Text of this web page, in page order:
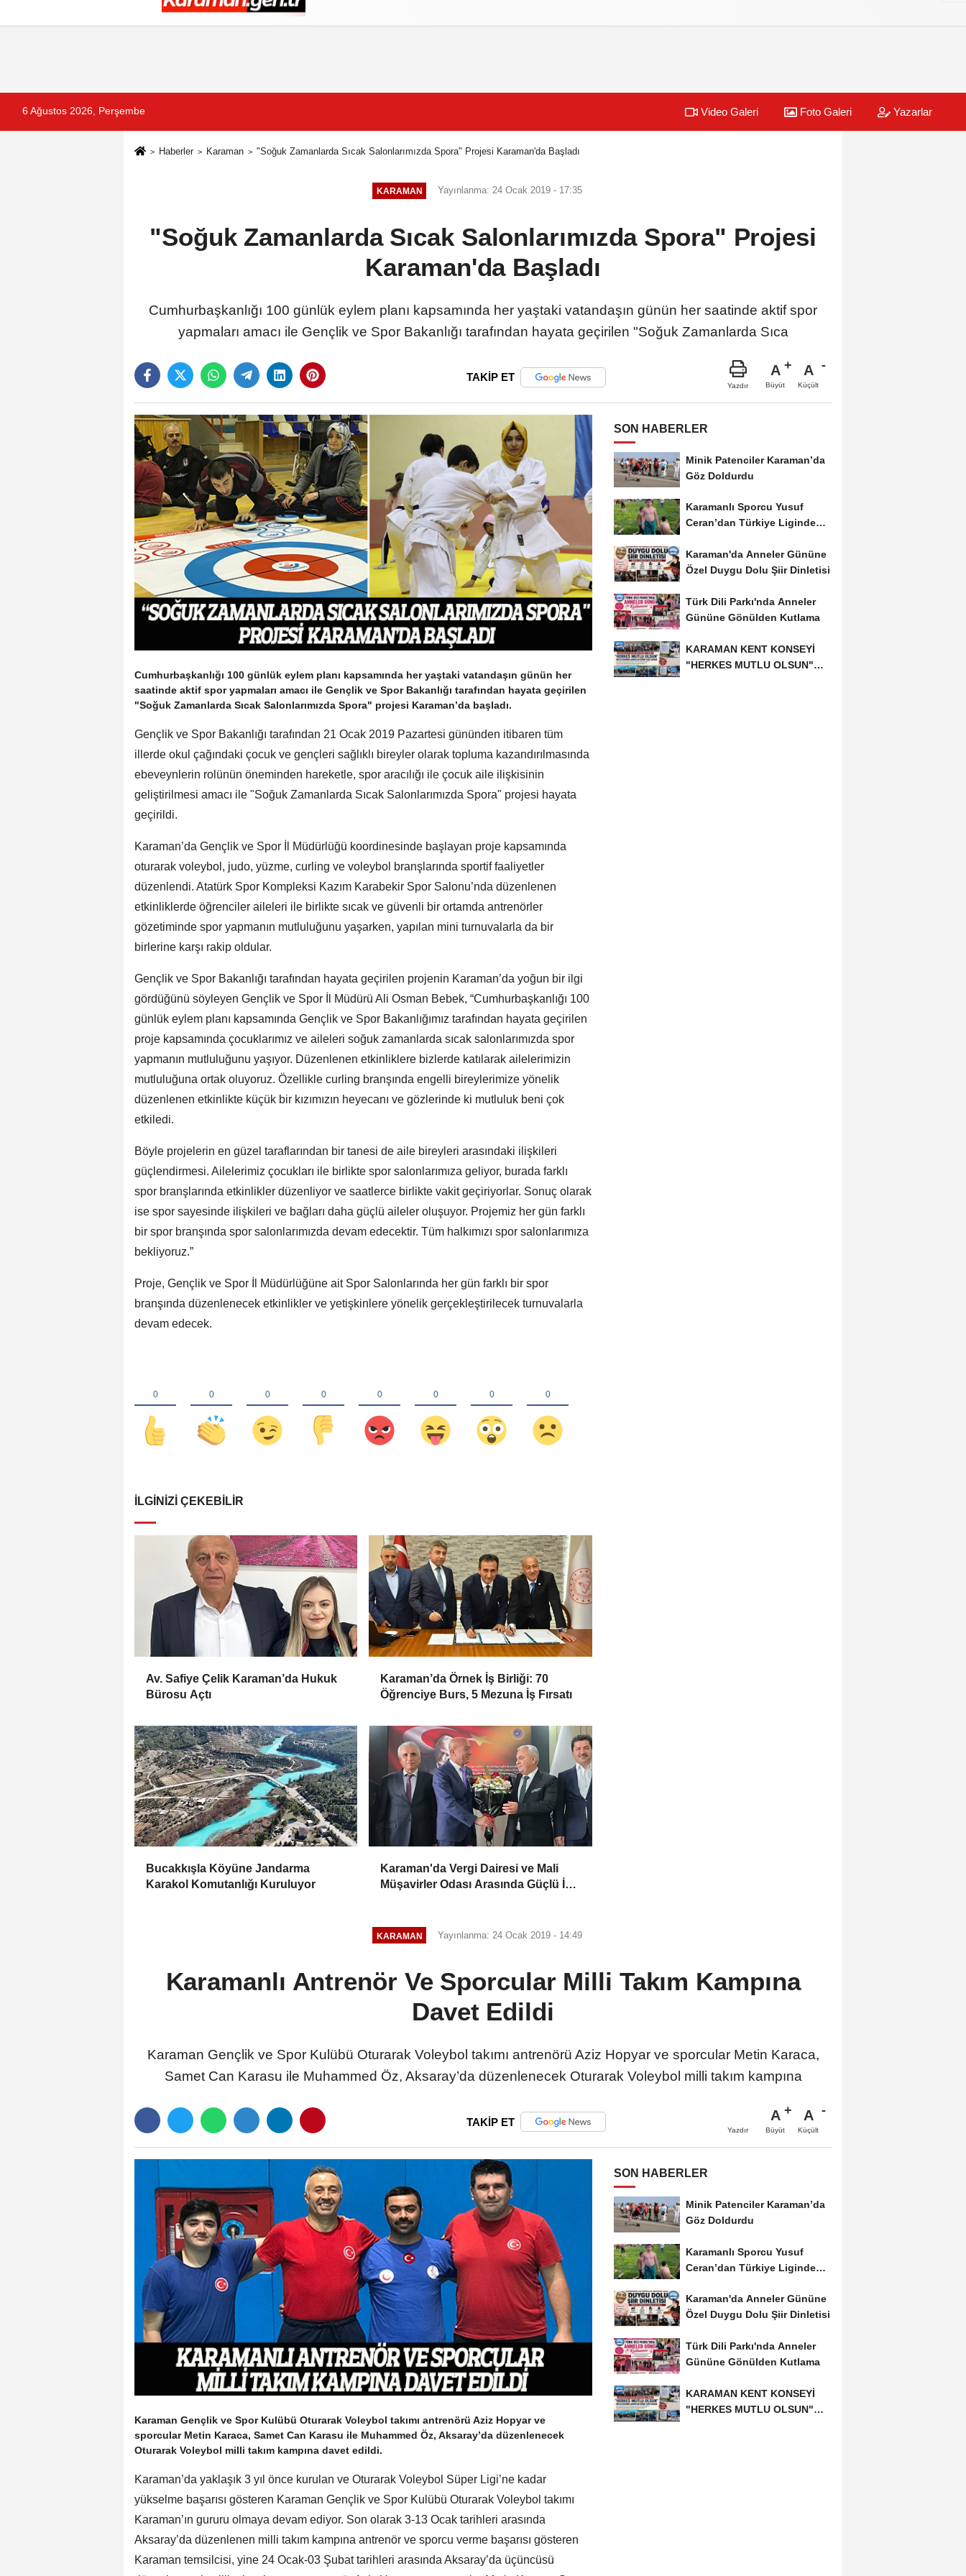
Künye İletişim Çerez Politikası
6 Ağustos 2026, Perşembe Video Galeri Foto Galeri Yazarlar
Haberler Karaman "Soğuk Zamanlarda Sıcak Salonlarımızda Spora" Projesi Karaman'da Başladı
KARAMAN Yayınlanma: 24 Ocak 2019 - 17:35
"Soğuk Zamanlarda Sıcak Salonlarımızda Spora" Projesi
Karaman'da Başladı
Cumhurbaşkanlığı 100 günlük eylem planı kapsamında her yaştaki vatandaşın günün her saatinde aktif spor
yapmaları amacı ile Gençlik ve Spor Bakanlığı tarafından hayata geçirilen "Soğuk Zamanlarda Sıca
TAKİP ET
Yazdır
A
Büyüt
A
Küçült
Cumhurbaşkanlığı 100 günlük eylem planı kapsamında her yaştaki vatandaşın günün her
saatinde aktif spor yapmaları amacı ile Gençlik ve Spor Bakanlığı tarafından hayata geçirilen
"Soğuk Zamanlarda Sıcak Salonlarımızda Spora" projesi Karaman’da başladı.
Gençlik ve Spor Bakanlığı tarafından 21 Ocak 2019 Pazartesi gününden itibaren tüm
illerde okul çağındaki çocuk ve gençleri sağlıklı bireyler olarak topluma kazandırılmasında
ebeveynlerin rolünün öneminden hareketle, spor aracılığı ile çocuk aile ilişkisinin
geliştirilmesi amacı ile "Soğuk Zamanlarda Sıcak Salonlarımızda Spora" projesi hayata
geçirildi.
Karaman’da Gençlik ve Spor İl Müdürlüğü koordinesinde başlayan proje kapsamında
oturarak voleybol, judo, yüzme, curling ve voleybol branşlarında sportif faaliyetler
düzenlendi. Atatürk Spor Kompleksi Kazım Karabekir Spor Salonu’nda düzenlenen
etkinliklerde öğrenciler aileleri ile birlikte sıcak ve güvenli bir ortamda antrenörler
gözetiminde spor yapmanın mutluluğunu yaşarken, yapılan mini turnuvalarla da bir
birlerine karşı rakip oldular.
Gençlik ve Spor Bakanlığı tarafından hayata geçirilen projenin Karaman’da yoğun bir ilgi
gördüğünü söyleyen Gençlik ve Spor İl Müdürü Ali Osman Bebek, “Cumhurbaşkanlığı 100
günlük eylem planı kapsamında Gençlik ve Spor Bakanlığımız tarafından hayata geçirilen
proje kapsamında çocuklarımız ve aileleri soğuk zamanlarda sıcak salonlarımızda spor
yapmanın mutluluğunu yaşıyor. Düzenlenen etkinliklere bizlerde katılarak ailelerimizin
mutluluğuna ortak oluyoruz. Özellikle curling branşında engelli bireylerimize yönelik
düzenlenen etkinlikte küçük bir kızımızın heyecanı ve gözlerinde ki mutluluk beni çok
etkiledi.
Böyle projelerin en güzel taraflarından bir tanesi de aile bireyleri arasındaki ilişkileri
güçlendirmesi. Ailelerimiz çocukları ile birlikte spor salonlarımıza geliyor, burada farklı
spor branşlarında etkinlikler düzenliyor ve saatlerce birlikte vakit geçiriyorlar. Sonuç olarak
ise spor sayesinde ilişkileri ve bağları daha güçlü aileler oluşuyor. Projemiz her gün farklı
bir spor branşında spor salonlarımızda devam edecektir. Tüm halkımızı spor salonlarımıza
bekliyoruz.”
Proje, Gençlik ve Spor İl Müdürlüğüne ait Spor Salonlarında her gün farklı bir spor
branşında düzenlenecek etkinlikler ve yetişkinlere yönelik gerçekleştirilecek turnuvalarla
devam edecek.
İLGINIZI ÇEKEBILIR
Av. Safiye Çelik Karaman’da Hukuk
Bürosu Açtı
Karaman’da Örnek İş Birliği: 70
Öğrenciye Burs, 5 Mezuna İş Fırsatı
Bucakkışla Köyüne Jandarma
Karakol Komutanlığı Kuruluyor
Karaman'da Vergi Dairesi ve Mali
Müşavirler Odası Arasında Güçlü İş
SON HABERLER
Minik Patenciler Karaman’da
Göz Doldurdu
Karamanlı Sporcu Yusuf
Ceran’dan Türkiye Liginde
Karaman'da Anneler Gününe
Özel Duygu Dolu Şiir Dinletisi
Türk Dili Parkı'nda Anneler
Gününe Gönülden Kutlama
KARAMAN KENT KONSEYİ
"HERKES MUTLU OLSUN"
KARAMAN Yayınlanma: 24 Ocak 2019 - 14:49
Karamanlı Antrenör Ve Sporcular Milli Takım Kampına
Davet Edildi
Karaman Gençlik ve Spor Kulübü Oturarak Voleybol takımı antrenörü Aziz Hopyar ve sporcular Metin Karaca,
Samet Can Karasu ile Muhammed Öz, Aksaray’da düzenlenecek Oturarak Voleybol milli takım kampına
TAKİP ET
Yazdır
A
Büyüt
A
Küçült
Karaman Gençlik ve Spor Kulübü Oturarak Voleybol takımı antrenörü Aziz Hopyar ve
sporcular Metin Karaca, Samet Can Karasu ile Muhammed Öz, Aksaray’da düzenlenecek
Oturarak Voleybol milli takım kampına davet edildi.
Karaman’da yaklaşık 3 yıl önce kurulan ve Oturarak Voleybol Süper Ligi’ne kadar
yükselme başarısı gösteren Karaman Gençlik ve Spor Kulübü Oturarak Voleybol takımı
Karaman’ın gururu olmaya devam ediyor. Son olarak 3-13 Ocak tarihleri arasında
Aksaray’da düzenlenen milli takım kampına antrenör ve sporcu verme başarısı gösteren
Karaman temsilcisi, yine 24 Ocak-03 Şubat tarihleri arasında Aksaray’da üçüncüsü
SON HABERLER
Minik Patenciler Karaman’da
Göz Doldurdu
Karamanlı Sporcu Yusuf
Ceran’dan Türkiye Liginde
Karaman'da Anneler Gününe
Özel Duygu Dolu Şiir Dinletisi
Türk Dili Parkı'nda Anneler
Gününe Gönülden Kutlama
KARAMAN KENT KONSEYİ
"HERKES MUTLU OLSUN"